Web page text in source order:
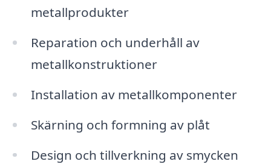
metallprodukter
Reparation och underhåll av
metallkonstruktioner
Installation av metallkomponenter
Skärning och formning av plåt
Design och tillverkning av smycken